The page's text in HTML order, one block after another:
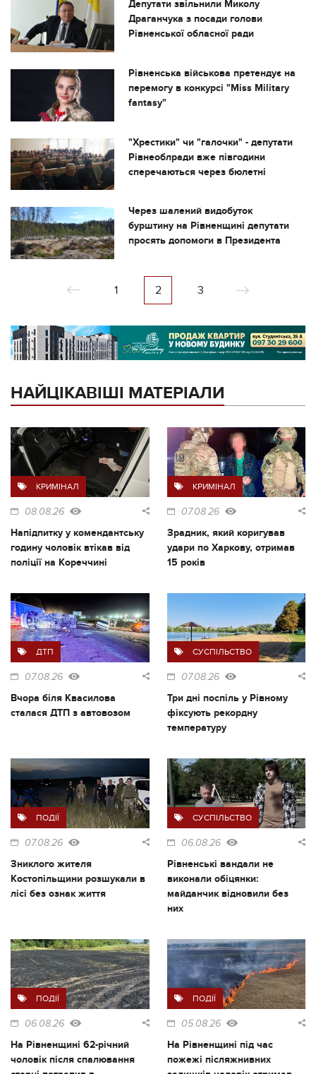
Депутати звільнили Миколу
Драганчука з посади голови
Рівненської обласної ради
Рівненська військова претендує на
перемогу в конкурсі "Miss Military
fantasy"
"Хрестики" чи "галочки" - депутати
Рівнеоблради вже півгодини
сперечаються через бюлетні
Через шалений видобуток
бурштину на Рівненщині депутати
просять допомоги в Президента
1 2 3
НАЙЦІКАВІШІ МАТЕРІАЛИ
КРИМІНАЛ
08.08.26
Напідпитку у комендантську
годину чоловік втікав від
поліції на Кореччині
КРИМІНАЛ
07.08.26
Зрадник, який коригував
удари по Харкову, отримав
15 років
ДТП
07.08.26
Вчора біля Квасилова
сталася ДТП з автовозом
СУСПІЛЬСТВО
07.08.26
Три дні поспіль у Рівному
фіксують рекордну
температуру
ПОДІЇ
07.08.26
Зниклого жителя
Костопільщини розшукали в
лісі без ознак життя
СУСПІЛЬСТВО
06.08.26
Рівненські вандали не
виконали обіцянки:
майданчик відновили без
них
ПОДІЇ
06.08.26
На Рівненщині 62-річний
чоловік після спалювання
ПОДІЇ
05.08.26
На Рівненщині під час
пожежі післяжнивних